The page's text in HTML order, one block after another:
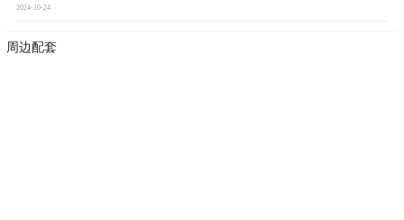
2024-10-24
周边配套